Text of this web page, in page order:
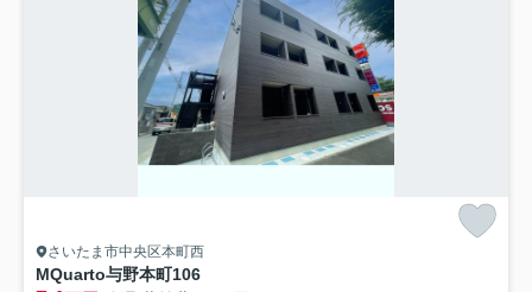
さいたま市中央区本町西
MQuarto与野本町106